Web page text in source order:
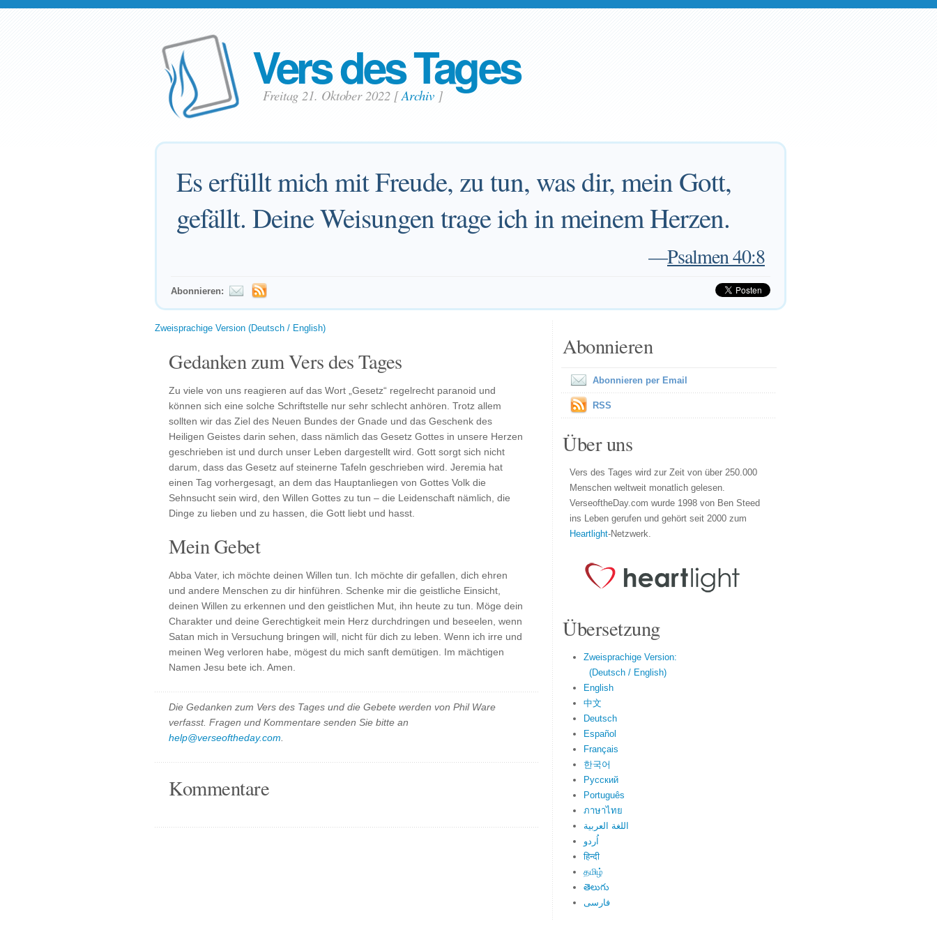
Vers des Tages
Freitag 21. Oktober 2022 [Archiv]
Es erfüllt mich mit Freude, zu tun, was dir, mein Gott,
gefällt. Deine Weisungen trage ich in meinem Herzen.
—Psalmen 40:8
Abonnieren:
Zweisprachige Version (Deutsch / English)
Gedanken zum Vers des Tages
Zu viele von uns reagieren auf das Wort „Gesetz“ regelrecht paranoid und
können sich eine solche Schriftstelle nur sehr schlecht anhören. Trotz allem
sollten wir das Ziel des Neuen Bundes der Gnade und das Geschenk des
Heiligen Geistes darin sehen, dass nämlich das Gesetz Gottes in unsere Herzen
geschrieben ist und durch unser Leben dargestellt wird. Gott sorgt sich nicht
darum, dass das Gesetz auf steinerne Tafeln geschrieben wird. Jeremia hat
einen Tag vorhergesagt, an dem das Hauptanliegen von Gottes Volk die
Sehnsucht sein wird, den Willen Gottes zu tun – die Leidenschaft nämlich, die
Dinge zu lieben und zu hassen, die Gott liebt und hasst.
Mein Gebet
Abba Vater, ich möchte deinen Willen tun. Ich möchte dir gefallen, dich ehren
und andere Menschen zu dir hinführen. Schenke mir die geistliche Einsicht,
deinen Willen zu erkennen und den geistlichen Mut, ihn heute zu tun. Möge dein
Charakter und deine Gerechtigkeit mein Herz durchdringen und beseelen, wenn
Satan mich in Versuchung bringen will, nicht für dich zu leben. Wenn ich irre und
meinen Weg verloren habe, mögest du mich sanft demütigen. Im mächtigen
Namen Jesu bete ich. Amen.
Die Gedanken zum Vers des Tages und die Gebete werden von Phil Ware
verfasst. Fragen und Kommentare senden Sie bitte an
help@verseoftheday.com
Kommentare
Abonnieren
Abonnieren per Email
RSS
Über uns
Vers des Tages wird zur Zeit von über 250.000
Menschen weltweit monatlich gelesen.
VerseoftheDay.com wurde 1998 von Ben Steed
ins Leben gerufen und gehört seit 2000 zum
Heartlight-Netzwerk.
Übersetzung
Zweisprachige Version:
(Deutsch / English)
English
中文
Deutsch
Español
Français
한국어
Русский
Português
ภาษาไทย
اللغة العربية
اُردو
हिन्दी
தமிழ்
తెలుగు
فارسی